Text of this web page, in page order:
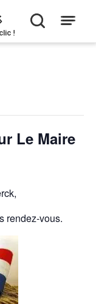
!
Le Maire
rendez-vous.